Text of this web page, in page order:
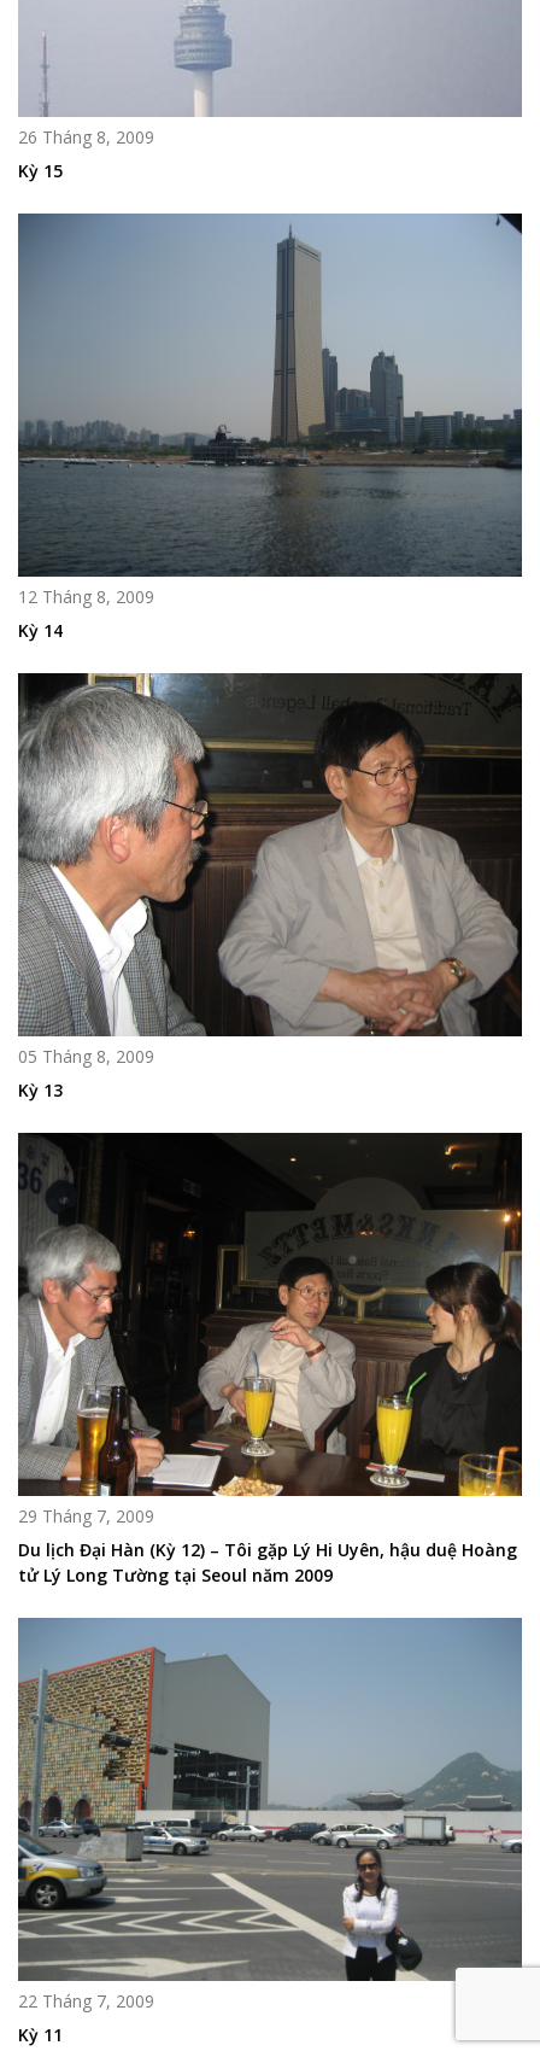
26 Tháng 8, 2009
Kỳ 15
12 Tháng 8, 2009
Kỳ 14
05 Tháng 8, 2009
Kỳ 13
29 Tháng 7, 2009
Du lịch Đại Hàn (Kỳ 12) – Tôi gặp Lý Hi Uyên, hậu duệ Hoàng
tử Lý Long Tường tại Seoul năm 2009
22 Tháng 7, 2009
Kỳ 11